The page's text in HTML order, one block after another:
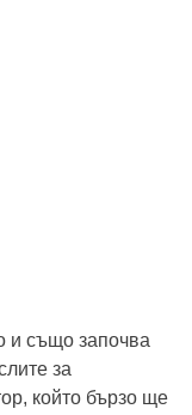
и също започва
за
който бързо ще